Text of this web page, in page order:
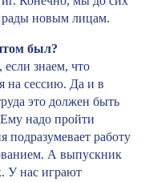
рады новым лицам.
был?
знаем, что
на сессию. Да и в
это должен быть
надо пройти
подразумевает работу
А выпускник
У нас играют